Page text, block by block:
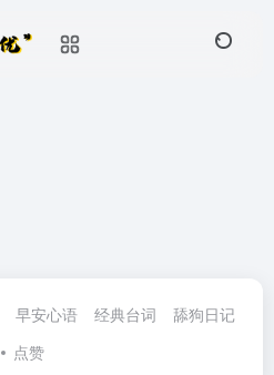
早安心语 经典台词 舔狗日记
点赞